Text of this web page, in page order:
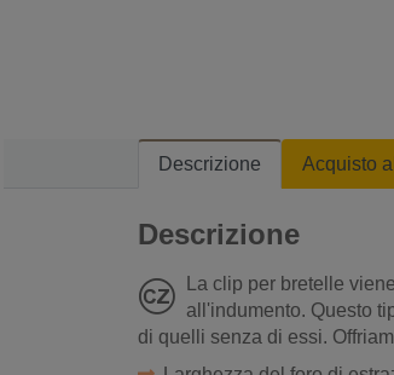
Descrizione Acquisto
Descrizione
La clip per bretelle
all'indumento. Questo
di quelli senza di essi.